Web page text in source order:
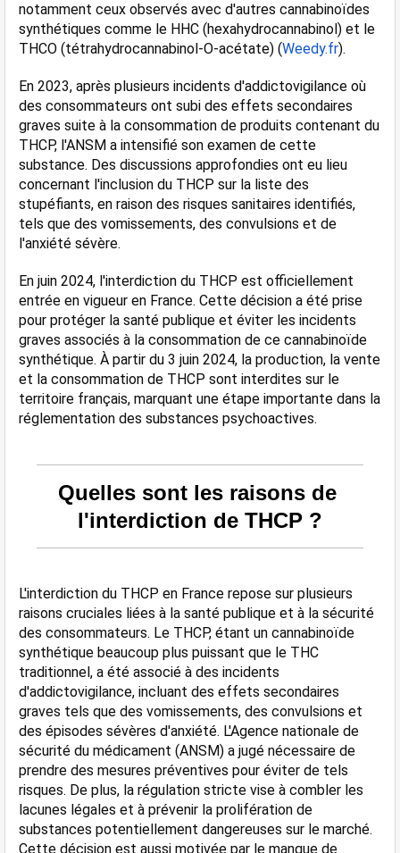
notamment ceux observés avec d'autres cannabinoïdes
synthétiques comme le HHC (hexahydrocannabinol) et le
THCO (tétrahydrocannabinol-O-acétate)​ (Weedy.fr)​.
En 2023, après plusieurs incidents d'addictovigilance où
des consommateurs ont subi des effets secondaires
graves suite à la consommation de produits contenant du
THCP, l'ANSM a intensifié son examen de cette
substance. Des discussions approfondies ont eu lieu
concernant l'inclusion du THCP sur la liste des
stupéfiants, en raison des risques sanitaires identifiés,
tels que des vomissements, des convulsions et de
l'anxiété sévère​.
En juin 2024, l'interdiction du THCP est officiellement
entrée en vigueur en France. Cette décision a été prise
pour protéger la santé publique et éviter les incidents
graves associés à la consommation de ce cannabinoïde
synthétique. À partir du 3 juin 2024, la production, la vente
et la consommation de THCP sont interdites sur le
territoire français, marquant une étape importante dans la
réglementation des substances psychoactives​​.
Quelles sont les raisons de
l'interdiction de THCP ?
L'interdiction du THCP en France repose sur plusieurs
raisons cruciales liées à la santé publique et à la sécurité
des consommateurs. Le THCP, étant un cannabinoïde
synthétique beaucoup plus puissant que le THC
traditionnel, a été associé à des incidents
d'addictovigilance, incluant des effets secondaires
graves tels que des vomissements, des convulsions et
des épisodes sévères d'anxiété. L'Agence nationale de
sécurité du médicament (ANSM) a jugé nécessaire de
prendre des mesures préventives pour éviter de tels
risques. De plus, la régulation stricte vise à combler les
lacunes légales et à prévenir la prolifération de
substances potentiellement dangereuses sur le marché.
Cette décision est aussi motivée par le manque de